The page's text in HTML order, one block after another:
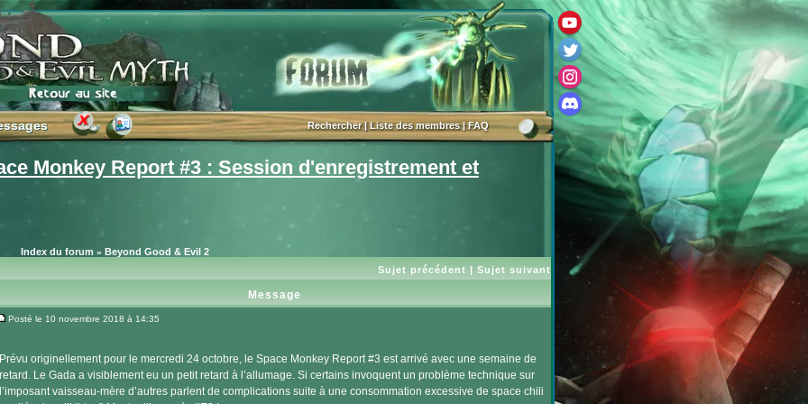
Rechercher|Liste des membres|FAQ
Monkey Report #3 : Session d'enregistrement et
Index du forum » Beyond Good & Evil 2
Sujet précédent | Sujet suivant
Message
Posté le 10 novembre 2018 à 14:35
Prévu originellement pour le mercredi 24 octobre, le Space Monkey Report #3 est arrivé avec une semaine de
retard. Le Gada a visiblement eu un petit retard à l’allumage. Si certains invoquent un problème technique sur
l’imposant vaisseau-mère d’autres parlent de complications suite à une consommation excessive de space chili